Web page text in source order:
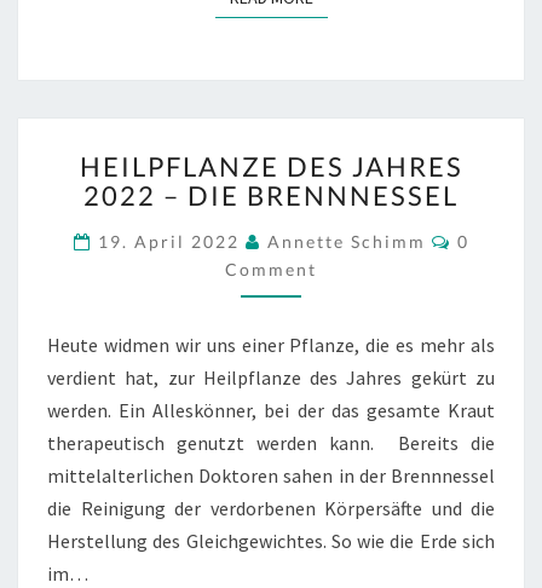
DES
JAHRES
–
DIE
BRENNNESSEL
HEILPFLANZE DES JAHRES
2022 – DIE BRENNNESSEL
19. April 2022 Annette Schimm
0
Comment
Heute widmen wir uns einer Pflanze, die es mehr als
verdient hat, zur Heilpflanze des Jahres gekürt zu
werden. Ein Alleskönner, bei der das gesamte Kraut
therapeutisch genutzt werden kann. Bereits die
mittelalterlichen Doktoren sahen in der Brennnessel
die Reinigung der verdorbenen Körpersäfte und die
Herstellung des Gleichgewichtes. So wie die Erde sich
im…